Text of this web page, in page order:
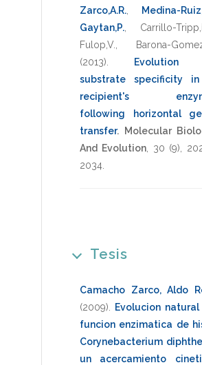
Zarco,A.R.
Medina-
Gaytan,P.
Carrillo-
Fulop,V.
Barona-
(2013)
Evolution
substrate specificity
recipient's
following horizontal
transfer. Molecular
And Evolution, 30 (9),
2034
Tesis
Camacho Zarco, Aldo
(2009)
Evolucion
funcion enzimatica de
Corynebacterium
un acercamiento